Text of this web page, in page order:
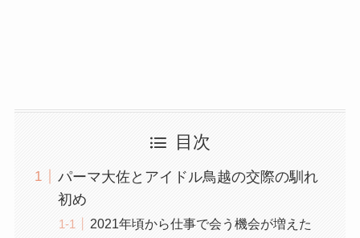
目次
パーマ大佐とアイドル鳥越の交際の馴れ
初め
2021年頃から仕事で会う機会が増えた